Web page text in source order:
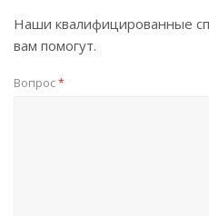
Наши квалифицированные
вам помогут.
Вопрос*